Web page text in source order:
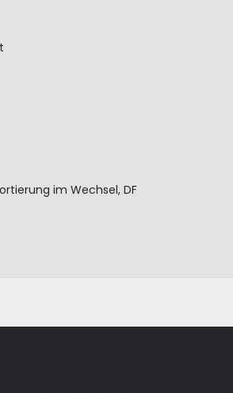
im Wechsel, DF